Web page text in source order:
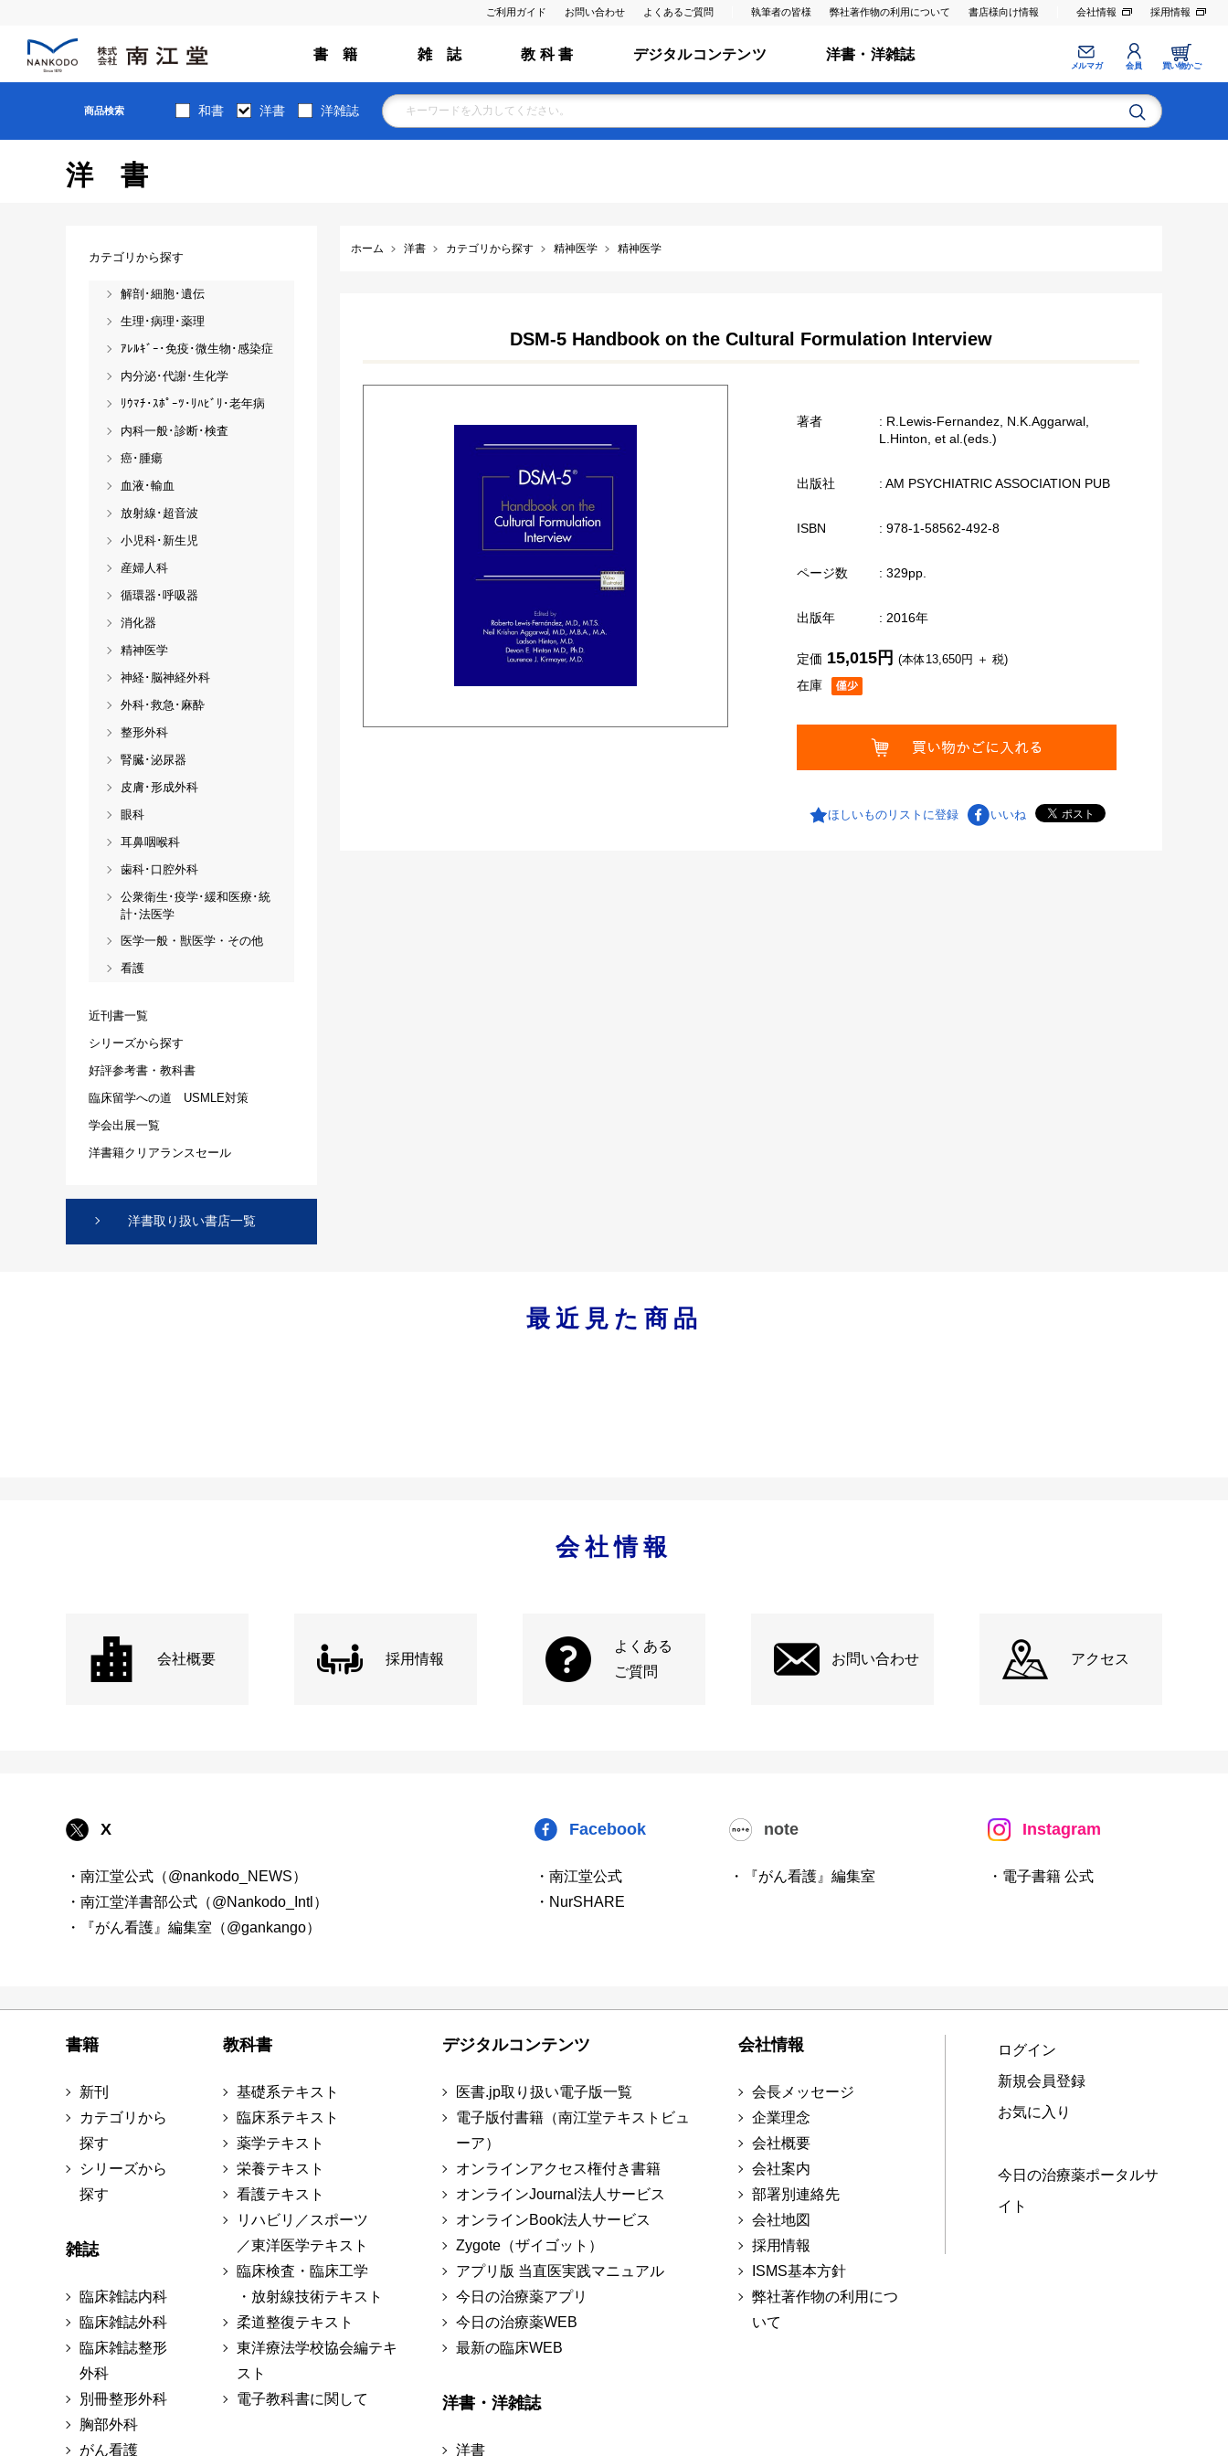
ご利用ガイド お問い合わせ よくあるご質問 執筆者の皆様 弊社著作物の利用について 書店様向け情報 会社情報 採用情報
書 籍 雑 誌 教 科 書 デジタルコンテンツ 洋書・洋雑誌
メルマガ 会員 買い物かご
商品検索 和書 洋書 洋雑誌
洋書
ホーム 洋書 カテゴリから探す 精神医学 精神医学
DSM-5 Handbook on the Cultural Formulation Interview
著者
: R.Lewis-Fernandez, N.K.Aggarwal,
L.Hinton, et al.(eds.)
出版社 : AM PSYCHIATRIC ASSOCIATION PUB
ISBN : 978-1-58562-492-8
ページ数 : 329pp.
出版年 : 2016年
在庫
定価 15,015円 (本体13,650円 ＋ 税)
ほしいものリストに登録 いいね
カテゴリから探す
解剖･細胞･遺伝
生理･病理･薬理
ｱﾚﾙｷﾞｰ･免疫･微生物･感染症
内分泌･代謝･生化学
ﾘｳﾏﾁ･ｽﾎﾟｰﾂ･ﾘﾊﾋﾞﾘ･老年病
内科一般･診断･検査
癌･腫瘍
血液･輸血
放射線･超音波
小児科･新生児
産婦人科
循環器･呼吸器
消化器
精神医学
神経･脳神経外科
外科･救急･麻酔
整形外科
腎臓･泌尿器
皮膚･形成外科
眼科
耳鼻咽喉科
歯科･口腔外科
公衆衛生･疫学･緩和医療･統
計･法医学
医学一般・獣医学・その他
看護
近刊書一覧
シリーズから探す
好評参考書・教科書
臨床留学への道 USMLE対策
学会出展一覧
洋書籍クリアランスセール
洋書取り扱い書店一覧
最近見た商品
会社情報
会社概要 採用情報
よくある
ご質問
お問い合わせ アクセス
X
・南江堂公式（@nankodo_NEWS）
・南江堂洋書部公式（@Nankodo_Intl）
・『がん看護』編集室（@gankango）
Facebook
・南江堂公式
・NurSHARE
note
・『がん看護』編集室
Instagram
・電子書籍 公式
書籍
新刊
カテゴリから
探す
シリーズから
探す
雑誌
臨床雑誌内科
臨床雑誌外科
臨床雑誌整形
外科
別冊整形外科
胸部外科
がん看護
教科書
基礎系テキスト
臨床系テキスト
薬学テキスト
栄養テキスト
看護テキスト
リハビリ／スポーツ
／東洋医学テキスト
臨床検査・臨床工学
・放射線技術テキスト
柔道整復テキスト
東洋療法学校協会編テキ
スト
電子教科書に関して
デジタルコンテンツ
医書.jp取り扱い電子版一覧
電子版付書籍（南江堂テキストビュ
ーア）
オンラインアクセス権付き書籍
オンラインJournal法人サービス
オンラインBook法人サービス
Zygote（ザイゴット）
アプリ版 当直医実践マニュアル
今日の治療薬アプリ
今日の治療薬WEB
最新の臨床WEB
洋書・洋雑誌
洋書
会社情報
会長メッセージ
企業理念
会社概要
会社案内
部署別連絡先
会社地図
採用情報
ISMS基本方針
弊社著作物の利用につ
いて
ログイン
新規会員登録
お気に入り
今日の治療薬ポータルサ
イト